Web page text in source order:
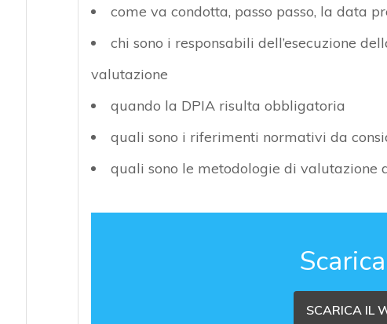
come va condotta, passo passo, la data
chi sono i responsabili dell’esecuzione
valutazione
quando la DPIA risulta obbligatoria
quali sono i riferimenti normativi da
quali sono le metodologie di valutazione
SCARICA IL